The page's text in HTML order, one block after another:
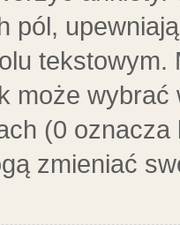
pól,
może
(0
zmieniać